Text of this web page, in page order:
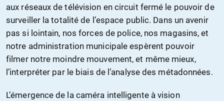
aux réseaux de télévision en circuit fermé le pouvoir de
surveiller la totalité de l’espace public. Dans un avenir
pas si lointain, nos forces de police, nos magasins, et
notre administration municipale espèrent pouvoir
filmer notre moindre mouvement, et même mieux,
l’interpréter par le biais de l’analyse des métadonnées.
L’émergence de la caméra intelligente à vision